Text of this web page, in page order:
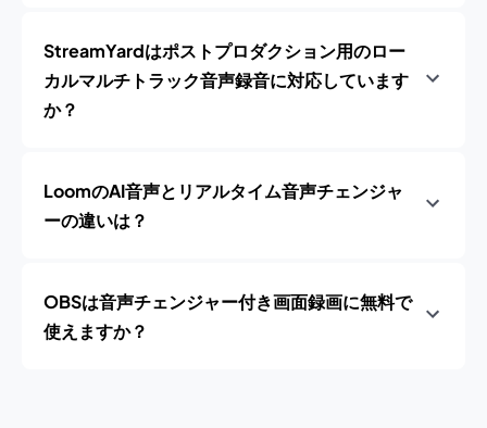
StreamYardはポストプロダクション用のロー
カルマルチトラック音声録音に対応しています
か？
LoomのAI音声とリアルタイム音声チェンジャ
ーの違いは？
OBSは音声チェンジャー付き画面録画に無料で
使えますか？